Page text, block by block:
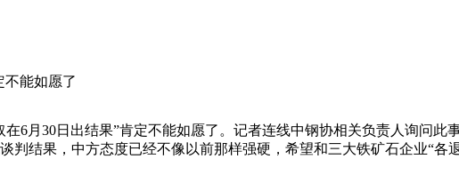
不能如愿了
6月30日出结果”肯定不能如愿了。记者连线中钢协相关负责人询问此
判结果，中方态度已经不像以前那样强硬，希望和三大铁矿石企业“各